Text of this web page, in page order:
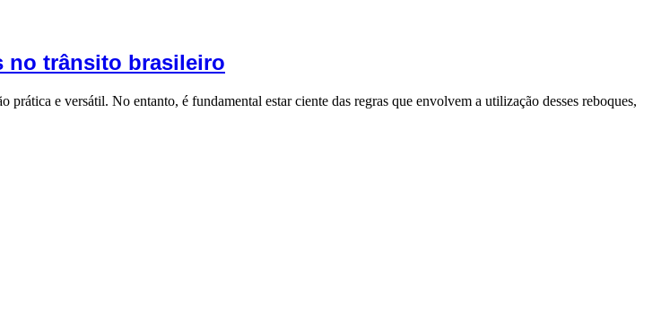
no trânsito brasileiro
prática e versátil. No entanto, é fundamental estar ciente das regras que envolvem a utilização desses reboques,